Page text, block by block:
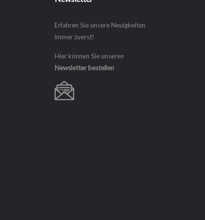
Erfahren Sie unsere Neuigkeiten
immer zuerst!
Hier können Sie unseren
Newsletter bestellen